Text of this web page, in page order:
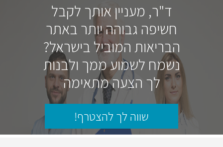
ד"ר, מעניין אותך לקבל
חשיפה גבוהה יותר באתר
הבריאות המוביל בישראל?
נשמח לשמוע ממך ולבנות
לך הצעה מתאימה
שווה לך להצטרף!